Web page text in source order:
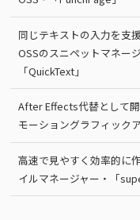
同じテキストの入力を支
OSSのスニペットマネー
「QuickText」
After Effects代替として
モーショングラフィック
高速で見やすく効率的に
イルマネージャー・「